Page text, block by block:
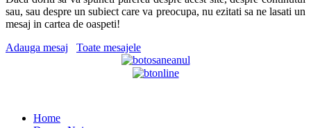
sau, sau despre un subiect care va preocupa, nu ezitati sa ne lasati un
mesaj in cartea de oaspeti!
Adauga mesaj
Toate mesajele
Home